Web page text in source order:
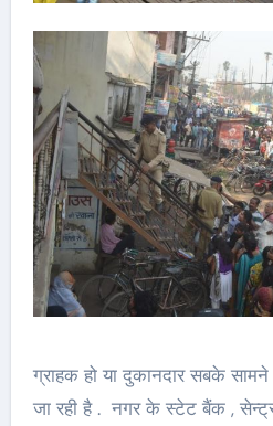
ग्राहक हो या दुकानदार सबके
जा रही है . नगर के स्टेट बैंक ,